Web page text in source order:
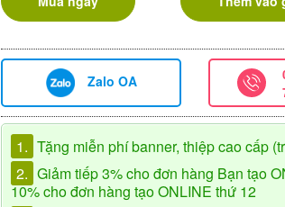
Zalo OA
1. Tặng miễn phí banner, thiệp cao cấp
2. Giảm tiếp 3% cho đơn hàng Bạn tạo
10% cho đơn hàng tạo ONLINE thứ 12